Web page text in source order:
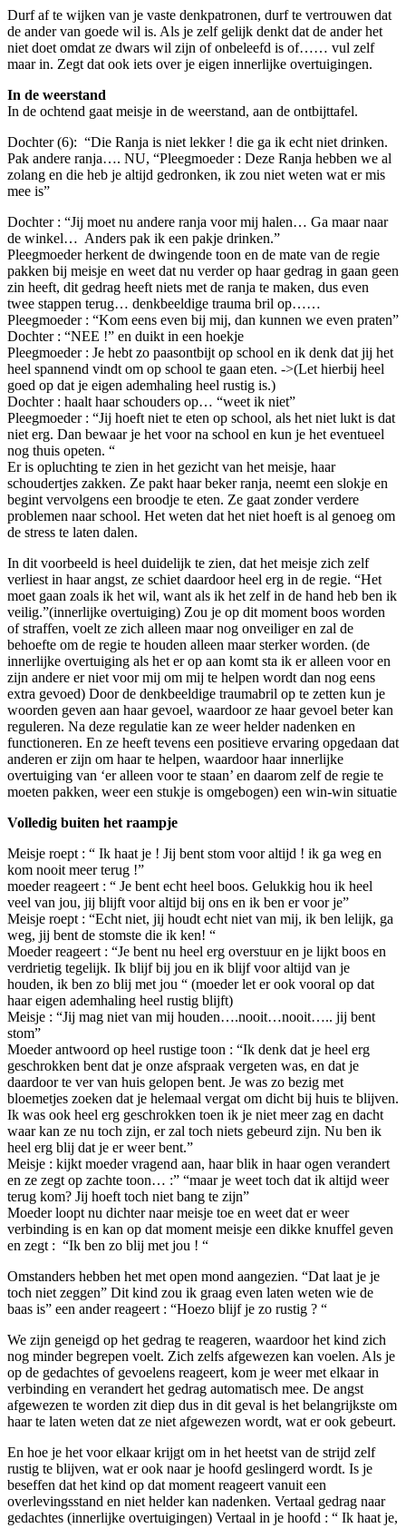
Durf af te wijken van je vaste denkpatronen, durf te vertrouwen dat
de ander van goede wil is. Als je zelf gelijk denkt dat de ander het
niet doet omdat ze dwars wil zijn of onbeleefd is of…… vul zelf
maar in. Zegt dat ook iets over je eigen innerlijke overtuigingen.
In de weerstand
In de ochtend gaat meisje in de weerstand, aan de ontbijttafel.
Dochter (6): “Die Ranja is niet lekker ! die ga ik echt niet drinken.
Pak andere ranja…. NU, “Pleegmoeder : Deze Ranja hebben we al
zolang en die heb je altijd gedronken, ik zou niet weten wat er mis
mee is”
Dochter : “Jij moet nu andere ranja voor mij halen… Ga maar naar
de winkel… Anders pak ik een pakje drinken.”
Pleegmoeder herkent de dwingende toon en de mate van de regie
pakken bij meisje en weet dat nu verder op haar gedrag in gaan geen
zin heeft, dit gedrag heeft niets met de ranja te maken, dus even
twee stappen terug… denkbeeldige trauma bril op……
Pleegmoeder : “Kom eens even bij mij, dan kunnen we even praten”
Dochter : “NEE !” en duikt in een hoekje
Pleegmoeder : Je hebt zo paasontbijt op school en ik denk dat jij het
heel spannend vindt om op school te gaan eten. ->(Let hierbij heel
goed op dat je eigen ademhaling heel rustig is.)
Dochter : haalt haar schouders op… “weet ik niet”
Pleegmoeder : “Jij hoeft niet te eten op school, als het niet lukt is dat
niet erg. Dan bewaar je het voor na school en kun je het eventueel
nog thuis opeten. “
Er is opluchting te zien in het gezicht van het meisje, haar
schoudertjes zakken. Ze pakt haar beker ranja, neemt een slokje en
begint vervolgens een broodje te eten. Ze gaat zonder verdere
problemen naar school. Het weten dat het niet hoeft is al genoeg om
de stress te laten dalen.
In dit voorbeeld is heel duidelijk te zien, dat het meisje zich zelf
verliest in haar angst, ze schiet daardoor heel erg in de regie. “Het
moet gaan zoals ik het wil, want als ik het zelf in de hand heb ben ik
veilig.”(innerlijke overtuiging) Zou je op dit moment boos worden
of straffen, voelt ze zich alleen maar nog onveiliger en zal de
behoefte om de regie te houden alleen maar sterker worden. (de
innerlijke overtuiging als het er op aan komt sta ik er alleen voor en
zijn andere er niet voor mij om mij te helpen wordt dan nog eens
extra gevoed) Door de denkbeeldige traumabril op te zetten kun je
woorden geven aan haar gevoel, waardoor ze haar gevoel beter kan
reguleren. Na deze regulatie kan ze weer helder nadenken en
functioneren. En ze heeft tevens een positieve ervaring opgedaan dat
anderen er zijn om haar te helpen, waardoor haar innerlijke
overtuiging van ‘er alleen voor te staan’ en daarom zelf de regie te
moeten pakken, weer een stukje is omgebogen) een win-win situatie
Volledig buiten het raampje
Meisje roept : “ Ik haat je ! Jij bent stom voor altijd ! ik ga weg en
kom nooit meer terug !”
moeder reageert : “ Je bent echt heel boos. Gelukkig hou ik heel
veel van jou, jij blijft voor altijd bij ons en ik ben er voor je”
Meisje roept : “Echt niet, jij houdt echt niet van mij, ik ben lelijk, ga
weg, jij bent de stomste die ik ken! “
Moeder reageert : “Je bent nu heel erg overstuur en je lijkt boos en
verdrietig tegelijk. Ik blijf bij jou en ik blijf voor altijd van je
houden, ik ben zo blij met jou “ (moeder let er ook vooral op dat
haar eigen ademhaling heel rustig blijft)
Meisje : “Jij mag niet van mij houden….nooit…nooit….. jij bent
stom”
Moeder antwoord op heel rustige toon : “Ik denk dat je heel erg
geschrokken bent dat je onze afspraak vergeten was, en dat je
daardoor te ver van huis gelopen bent. Je was zo bezig met
bloemetjes zoeken dat je helemaal vergat om dicht bij huis te blijven.
Ik was ook heel erg geschrokken toen ik je niet meer zag en dacht
waar kan ze nu toch zijn, er zal toch niets gebeurd zijn. Nu ben ik
heel erg blij dat je er weer bent.”
Meisje : kijkt moeder vragend aan, haar blik in haar ogen verandert
en ze zegt op zachte toon… :” “maar je weet toch dat ik altijd weer
terug kom? Jij hoeft toch niet bang te zijn”
Moeder loopt nu dichter naar meisje toe en weet dat er weer
verbinding is en kan op dat moment meisje een dikke knuffel geven
en zegt : “Ik ben zo blij met jou ! “
Omstanders hebben het met open mond aangezien. “Dat laat je je
toch niet zeggen” Dit kind zou ik graag even laten weten wie de
baas is” een ander reageert : “Hoezo blijf je zo rustig ? “
We zijn geneigd op het gedrag te reageren, waardoor het kind zich
nog minder begrepen voelt. Zich zelfs afgewezen kan voelen. Als je
op de gedachtes of gevoelens reageert, kom je weer met elkaar in
verbinding en verandert het gedrag automatisch mee. De angst
afgewezen te worden zit diep dus in dit geval is het belangrijkste om
haar te laten weten dat ze niet afgewezen wordt, wat er ook gebeurt.
En hoe je het voor elkaar krijgt om in het heetst van de strijd zelf
rustig te blijven, wat er ook naar je hoofd geslingerd wordt. Is je
beseffen dat het kind op dat moment reageert vanuit een
overlevingsstand en niet helder kan nadenken. Vertaal gedrag naar
gedachtes (innerlijke overtuigingen) Vertaal in je hoofd : “ Ik haat je,